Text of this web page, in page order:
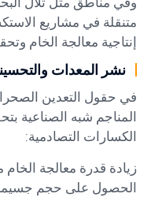
متنقلة في مشاريع
إنتاجية معالجة الخام
نشر المعدات
في حقول التعدين
المناجم شبه الصناعية
الكسارات التصادمية:
زيادة قدرة معالجة الخام
الحصول على حجم